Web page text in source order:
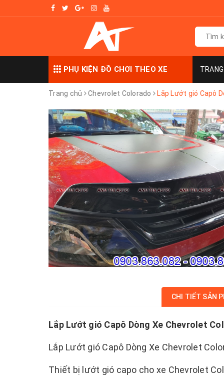
PHỤ KIỆN ĐỒ CHƠI THEO XE
Trang chủ Chevrolet Colorado Lắp Lướt gió Capô
CHI TIẾT SẢN
Lắp Lướt gió Capô Dòng Xe Chevrolet
Lắp Lướt gió Capô Dòng Xe Chevrolet
Thiết bị lướt gió capo cho xe Chevrolet